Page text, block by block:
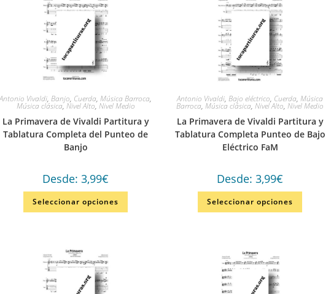
Antonio Vivaldi,Banjo, Cuerda,Música Barroca,
Música clásica,Nivel Alto,Nivel Medio
La Primavera de Vivaldi Partitura y
Tablatura Completa del Punteo de
Banjo
Desde:3,99€
Seleccionar opciones
Antonio Vivaldi,Bajo eléctrico, Cuerda,Música
Barroca,Música clásica,Nivel Alto,Nivel Medio
La Primavera de Vivaldi Partitura y
Tablatura Completa Punteo de Bajo
Eléctrico FaM
Desde:3,99€
Seleccionar opciones